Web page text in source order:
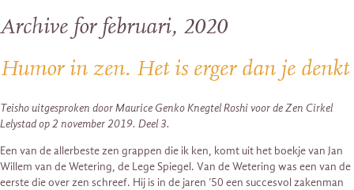
Archive for februari, 2020
Humor in zen. Het is erger dan je denkt
Teisho uitgesproken door Maurice Genko Knegtel Roshi voor de Zen Cirkel
Lelystad op 2 november 2019. Deel 3.
Een van de allerbeste zen grappen die ik ken, komt uit het boekje van Jan
Willem van de Wetering, de Lege Spiegel. Van de Wetering was een van de
eerste die over zen schreef. Hij is in de jaren ’50 een succesvol zakenman